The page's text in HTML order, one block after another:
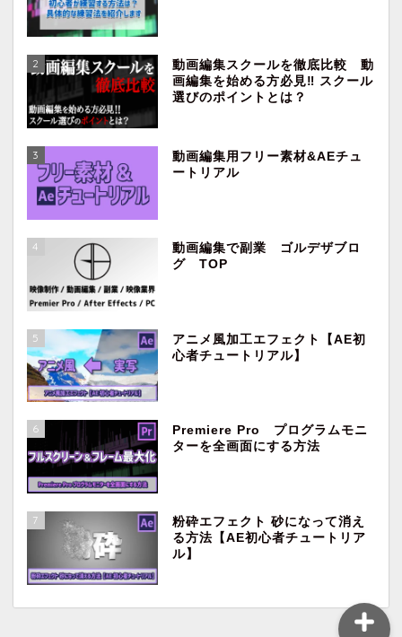
2
動画編集スクールを徹底比較 動
画編集を始める方必見‼︎ スクール
選びのポイントとは？
3
動画編集用フリー素材&AEチュ
ートリアル
4
動画編集で副業 ゴルデザブロ
グ TOP
5
アニメ風加工エフェクト【AE初
心者チュートリアル】
6
Premiere Pro プログラムモニ
ターを全画面にする方法
7
粉砕エフェクト 砂になって消え
る方法【AE初心者チュートリア
ル】
映像制作・動画編集
Premiere Pro